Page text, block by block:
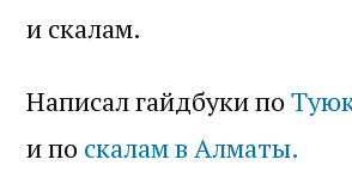
и скалам.
Написал гайдбуки по
и по скалам в Алматы.